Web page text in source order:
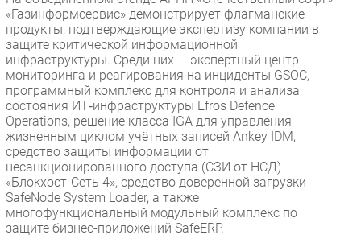
Новости
Аналитика
Интервью
Мероприятия
Проекты
IT класс
Тестовый стенд
Каталог компаний
«Газинформсервис» демонстрирует флагманские
продукты, подтверждающие экспертизу компании в
защите критической информационной
инфраструктуры. Среди них — экспертный центр
мониторинга и реагирования на инциденты GSOC,
программный комплекс для контроля и анализа
состояния ИТ‑инфраструктуры Efros Defence
Operations, решение класса IGA для управления
жизненным циклом учётных записей Ankey IDM,
средство защиты информации от
несанкционированного доступа (СЗИ от НСД)
«Блокхост-Сеть 4», cредство доверенной загрузки
SafeNode System Loader, а также
многофункциональный модульный комплекс по
защите бизнес-приложений SafeERP.